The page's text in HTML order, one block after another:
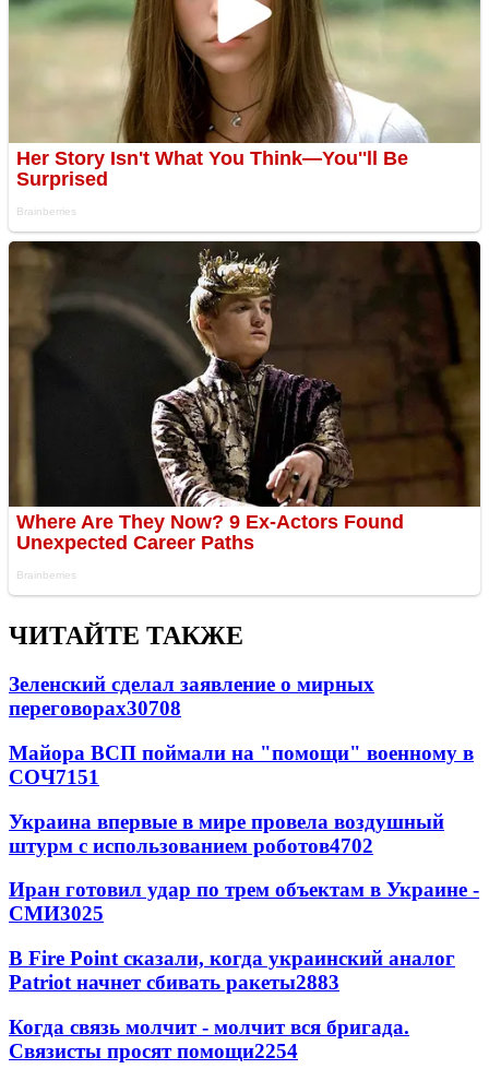
ЧИТАЙТЕ ТАКЖЕ
Зеленский сделал заявление о мирных
переговорах30708
Майора ВСП поймали на "помощи" военному в
СОЧ7151
Украина впервые в мире провела воздушный
штурм с использованием роботов4702
Иран готовил удар по трем объектам в Украине -
СМИ3025
В Fire Point сказали, когда украинский аналог
Patriot начнет сбивать ракеты2883
Когда связь молчит - молчит вся бригада.
Связисты просят помощи2254